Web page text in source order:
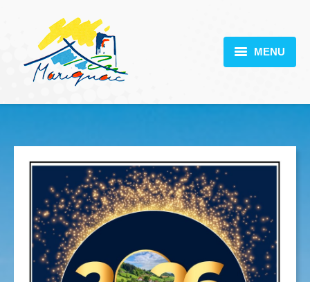
MENU
VIE PRATIQUE
SCOLARITÉ
CONTACT